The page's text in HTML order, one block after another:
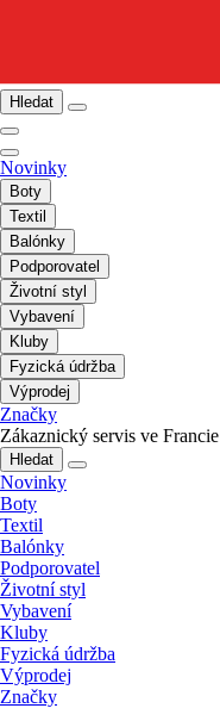
Hledat
Novinky
Boty
Textil
Balónky
Podporovatel
Životní styl
Vybavení
Kluby
Fyzická údržba
Výprodej
Značky
Zákaznický servis ve Francie
Hledat
Novinky
Boty
Textil
Balónky
Podporovatel
Životní styl
Vybavení
Kluby
Fyzická údržba
Výprodej
Značky